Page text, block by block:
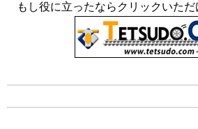
もし役に立ったならクリックいた